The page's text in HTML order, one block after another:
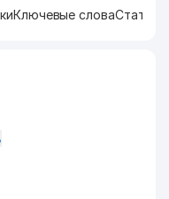
Ключевые слова